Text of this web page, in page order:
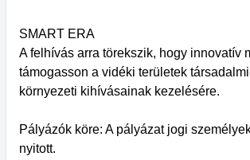
SMART ERA
A felhívás arra törekszik, hogy innovatív
támogasson a vidéki területek
környezeti kihívásainak kezelésére.
Pályázók köre: A pályázat jogi
nyitott.